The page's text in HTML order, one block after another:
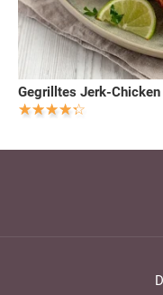
Gegrilltes Jerk-